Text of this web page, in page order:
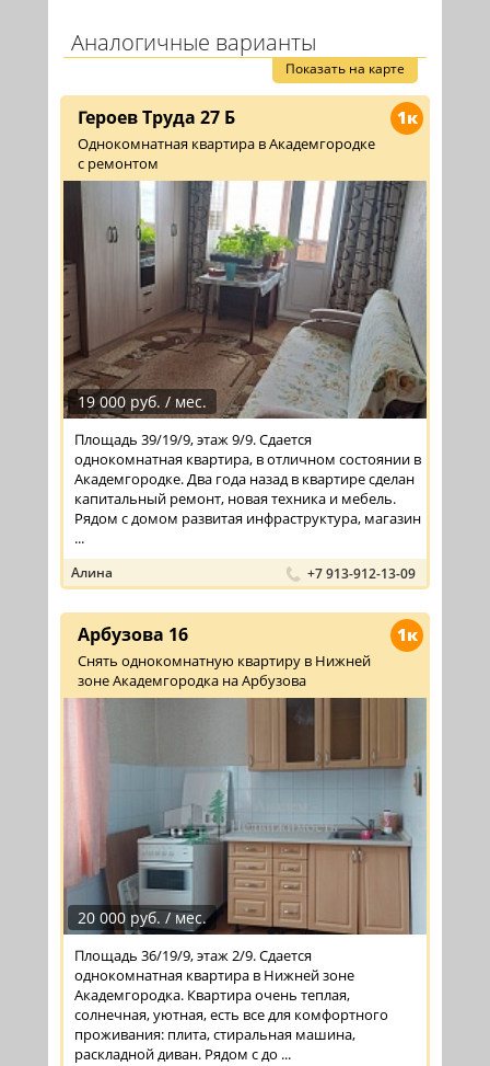
Аналогичные варианты
Показать на карте
1к
Героев Труда 27 Б
Однокомнатная квартира в Академгородке
с ремонтом
19 000 руб. / мес.
Площадь 39/19/9, этаж 9/9. Сдается
однокомнатная квартира, в отличном состоянии в
Академгородке. Два года назад в квартире сделан
капитальный ремонт, новая техника и мебель.
Рядом с домом развитая инфраструктура, магазин
...
Алина +7 913-912-13-09
1к
Арбузова 16
Снять однокомнатную квартиру в Нижней
зоне Академгородка на Арбузова
20 000 руб. / мес.
Площадь 36/19/9, этаж 2/9. Сдается
однокомнатная квартира в Нижней зоне
Академгородка. Квартира очень теплая,
солнечная, уютная, есть все для комфортного
проживания: плита, стиральная машина,
раскладной диван. Рядом с до ...